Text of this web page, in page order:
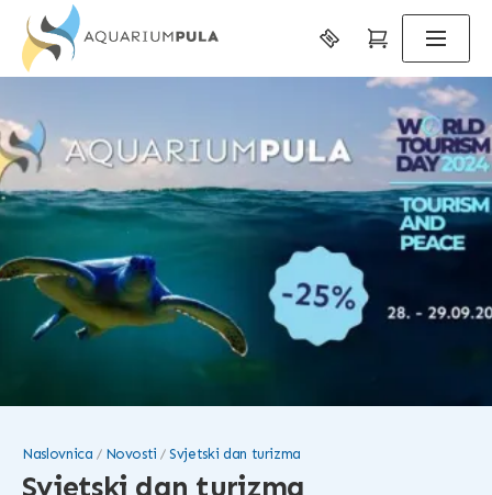
Svjetski dan turizma
Naslovnica Novosti Svjetski dan turizma